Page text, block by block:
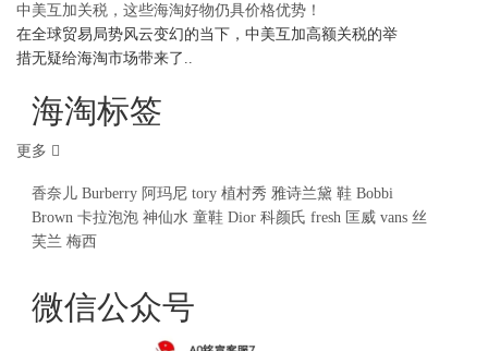
中美互加关税，这些海淘好物仍具价格优势！
在全球贸易局势风云变幻的当下，中美互加高额关税的举
措无疑给海淘市场带来了..
海淘标签
更多
香奈儿 Burberry 阿玛尼 tory 植村秀 雅诗兰黛 鞋 Bobbi
Brown 卡拉泡泡 神仙水 童鞋 Dior 科颜氏 fresh 匡威 vans 丝
芙兰 梅西
微信公众号